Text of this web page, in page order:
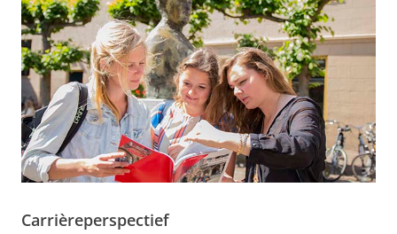
Carrièreperspectief